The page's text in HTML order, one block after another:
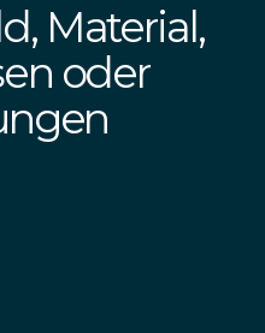
Material,
oder